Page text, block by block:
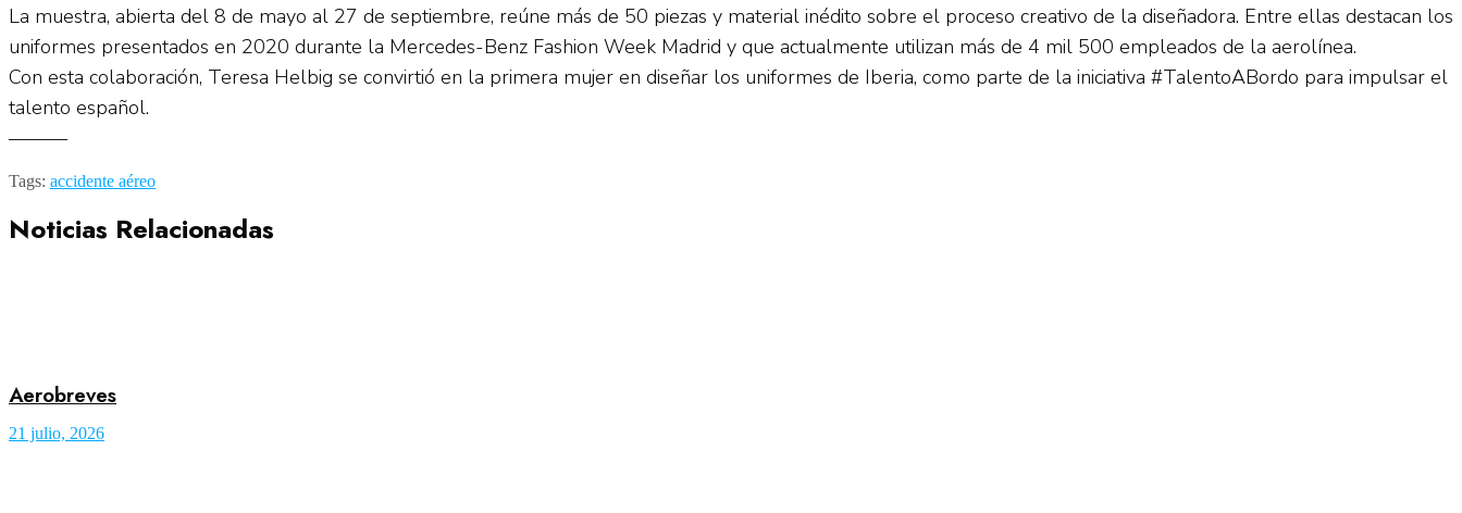
La muestra, abierta del 8 de mayo al 27 de septiembre, reúne más de 50 piezas y material inédito sobre el proceso creativo de la diseñadora. Entre ellas destacan los
uniformes presentados en 2020 durante la Mercedes-Benz Fashion Week Madrid y que actualmente utilizan más de 4 mil 500 empleados de la aerolínea.
Con esta colaboración, Teresa Helbig se convirtió en la primera mujer en diseñar los uniformes de Iberia, como parte de la iniciativa #TalentoABordo para impulsar el
talento español.
———
Tags: accidente aéreo
Noticias Relacionadas
Aerobreves
21 julio, 2026